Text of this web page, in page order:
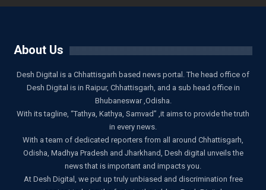
About Us
Desh Digital is a Chhattisgarh based news portal. The head office of
Desh Digital is in Raipur, Chhattisgarh, and a sub head office in
Bhubaneswar ,Odisha.
With its tagline, “Tathya, Kathya, Samvad” ,it aims to provide the truth
in every news.
With a team of dedicated reporters from all around Chhattisgarh,
Odisha, Madhya Pradesh and Jharkhand, Desh digital unveils the
news that is important and impacts you.
At Desh Digital, we put up truly unbiased and discrimination free